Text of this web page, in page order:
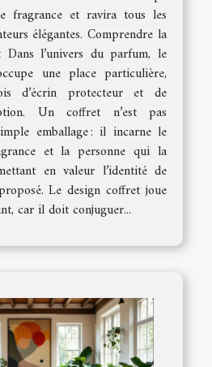
fragrance et ravira tous les
élégantes. Comprendre la
l’univers du parfum, le
une place particulière,
d’écrin protecteur et de
Un coffret n’est pas
emballage : il incarne le
et la personne qui la
en valeur l’identité de
Le design coffret joue
car il doit conjuguer...